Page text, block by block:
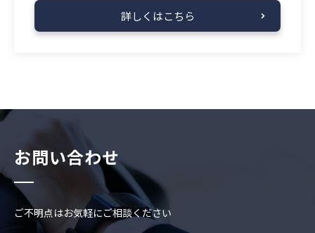
詳しくはこちら
お問い合わせ
ご不明点はお気軽にご相談ください